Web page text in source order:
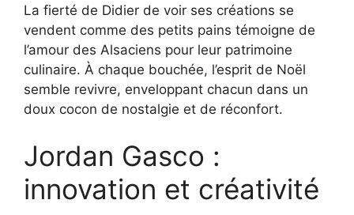
La fierté de Didier de voir ses créations se
vendent comme des petits pains témoigne de
l’amour des Alsaciens pour leur patrimoine
culinaire. À chaque bouchée, l’esprit de Noël
semble revivre, enveloppant chacun dans un
doux cocon de nostalgie et de réconfort.
Jordan Gasco :
innovation et créativité